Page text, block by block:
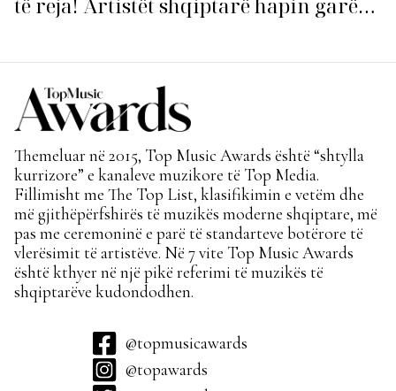
të reja! Artistët shqiptarë hapin garën
Themeluar në 2015, Top Music Awards është “shtylla
kurrizore” e kanaleve muzikore të Top Media.
Fillimisht me The Top List, klasifikimin e vetëm dhe
më gjithëpërfshirës të muzikës moderne shqiptare, më
pas me ceremoninë e parë të standarteve botërore të
vlerësimit të artistëve. Në 7 vite Top Music Awards
është kthyer në një pikë referimi të muzikës të
shqiptarëve kudondodhen.
@topmusicawards
@topawards